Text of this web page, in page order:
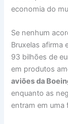
economia do
Se nenhum
Bruxelas afirma
93 bilhões de
em produtos
aviões da
enquanto as
entram em uma